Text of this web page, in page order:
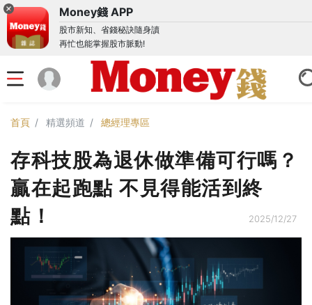
Money錢 APP
股市新知、省錢秘訣隨身讀
再忙也能掌握股市脈動!
首頁 精選頻道 總經理專區
存科技股為退休做準備可行嗎？
贏在起跑點 不見得能活到終
點！
2025/12/27